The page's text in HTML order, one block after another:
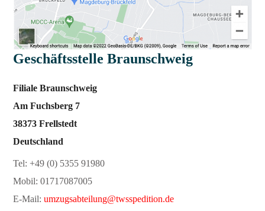
Geschäftsstelle Braunschweig
Filiale Braunschweig
Am Fuchsberg 7
38373 Frellstedt
Deutschland
Tel: +49 (0) 5355 91980
Mobil: 01717087005
E-Mail:umzugsabteilung@twsspedition.de